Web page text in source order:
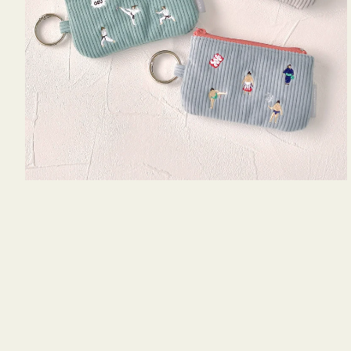
キ
ー
リ
ン
グ
付
き